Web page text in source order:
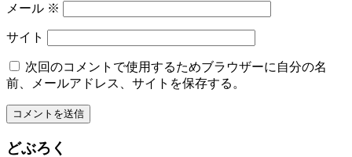
メール ※
サイト
次回のコメントで使用するためブラウザーに自分の名
前、メールアドレス、サイトを保存する。
どぶろく